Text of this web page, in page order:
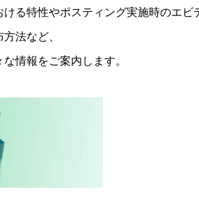
る特性やポスティング実施時のエビ
法など、
情報をご案内します。